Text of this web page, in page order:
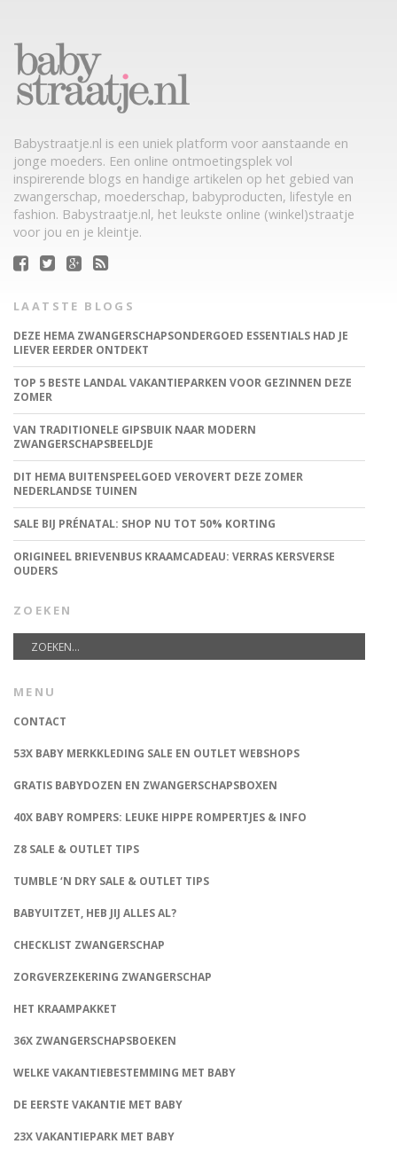
Babystraatje.nl is een uniek platform voor aanstaande en
jonge moeders. Een online ontmoetingsplek vol
inspirerende blogs en handige artikelen op het gebied van
zwangerschap, moederschap, babyproducten, lifestyle en
fashion. Babystraatje.nl, het leukste online (winkel)straatje
voor jou en je kleintje.
LAATSTE BLOGS
DEZE HEMA ZWANGERSCHAPSONDERGOED ESSENTIALS HAD JE
LIEVER EERDER ONTDEKT
TOP 5 BESTE LANDAL VAKANTIEPARKEN VOOR GEZINNEN DEZE
ZOMER
VAN TRADITIONELE GIPSBUIK NAAR MODERN
ZWANGERSCHAPSBEELDJE
DIT HEMA BUITENSPEELGOED VEROVERT DEZE ZOMER
NEDERLANDSE TUINEN
SALE BIJ PRÉNATAL: SHOP NU TOT 50% KORTING
ORIGINEEL BRIEVENBUS KRAAMCADEAU: VERRAS KERSVERSE
OUDERS
ZOEKEN
MENU
CONTACT
53X BABY MERKKLEDING SALE EN OUTLET WEBSHOPS
GRATIS BABYDOZEN EN ZWANGERSCHAPSBOXEN
40X BABY ROMPERS: LEUKE HIPPE ROMPERTJES & INFO
Z8 SALE & OUTLET TIPS
TUMBLE ‘N DRY SALE & OUTLET TIPS
BABYUITZET, HEB JIJ ALLES AL?
CHECKLIST ZWANGERSCHAP
ZORGVERZEKERING ZWANGERSCHAP
HET KRAAMPAKKET
36X ZWANGERSCHAPSBOEKEN
WELKE VAKANTIEBESTEMMING MET BABY
DE EERSTE VAKANTIE MET BABY
23X VAKANTIEPARK MET BABY